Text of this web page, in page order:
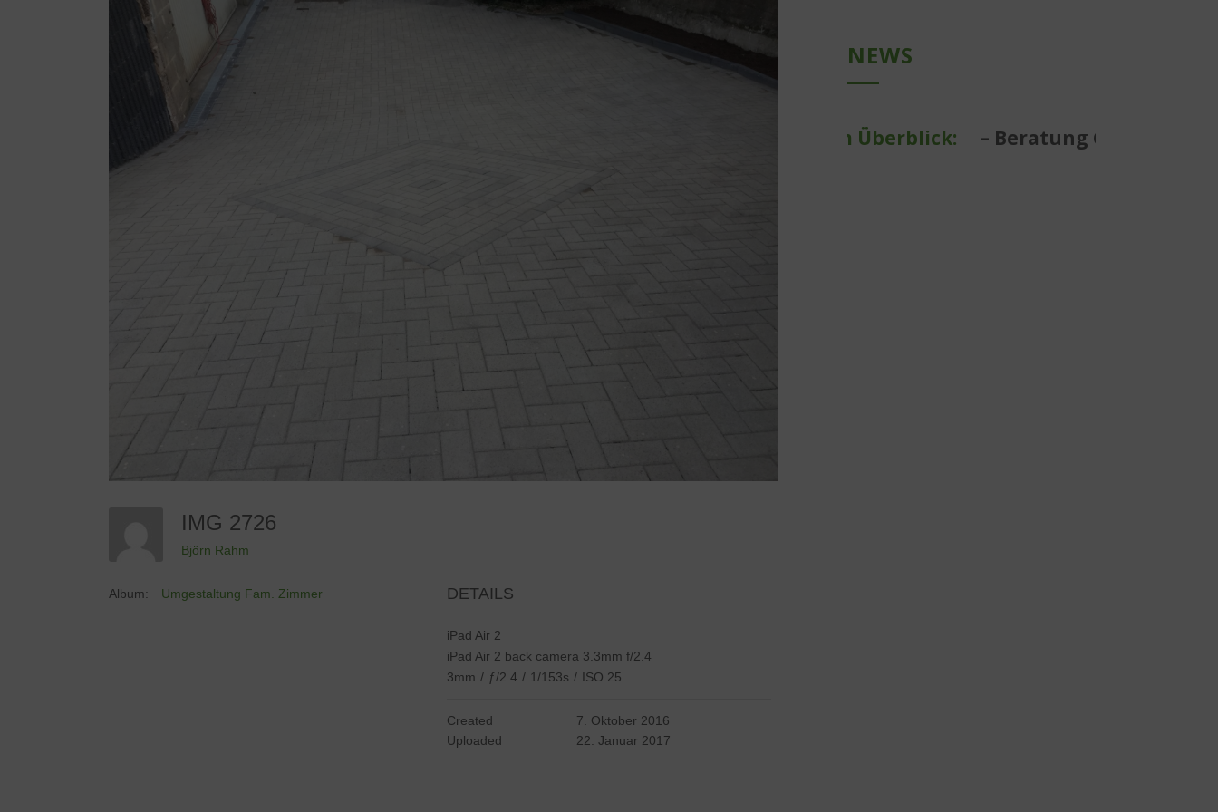
IMG 2726
Björn Rahm
Album: Umgestaltung Fam. Zimmer DETAILS
iPad Air 2
iPad Air 2 back camera 3.3mm f/2.4
3mm / ƒ/2.4 / 1/153s / ISO 25
Created
7. Oktober 2016
Uploaded
22. Januar 2017
NEWS
Leistungen im Überblick: – Beratung Garten- und